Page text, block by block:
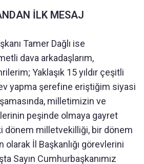
İLK MESAJ
Tamer Dağlı ise
dava arkadaşlarım,
Yaklaşık 15 yıldır çeşitli
yapma şerefine eriştiğim siyasi
milletimizin ve
peşinde olmaya gayret
dönem milletvekilliği, bir dönem
olarak İl Başkanlığı görevlerini
Sayın Cumhurbaşkanımız